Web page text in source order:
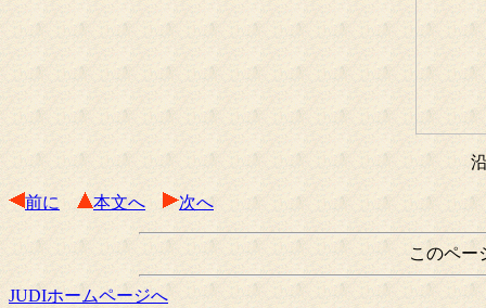
前に 本文へ 次へ
このペー
JUDIホームページへ